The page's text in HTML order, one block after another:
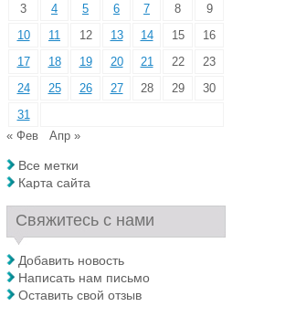
3
4 5 6 7 8
9
10
11 12 13 14 15
16
17
18 19 20 21 22
23
24
25 26 27 28 29
30
31
« Фев
Апр »
Все метки
Карта сайта
Свяжитесь с нами
Добавить новость
Написать нам письмо
Оставить свой отзыв